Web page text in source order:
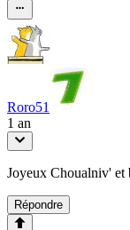
Roro51
1 an
Joyeux Choualniv' et
Répondre